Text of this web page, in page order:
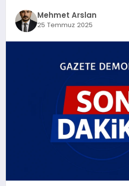
EĞITIMMehmet Arslan
25 Temmuz 2025